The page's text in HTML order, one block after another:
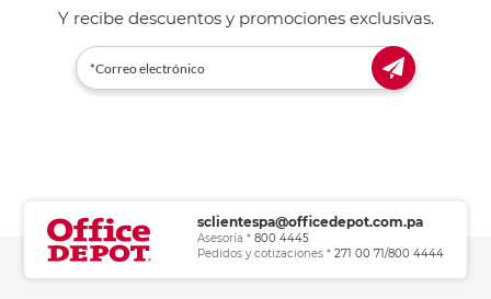
Y recibe descuentos y promociones exclusivas.
sclientespa@officedepot.com.pa
Asesoría * 800 4445
Pedidos y cotizaciones * 271 00 71/800 4444